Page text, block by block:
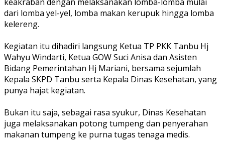
dari lomba yel-yel, lomba makan kerupuk hingga lomba
kelereng.
Kegiatan itu dihadiri langsung Ketua TP PKK Tanbu Hj
Wahyu Windarti, Ketua GOW Suci Anisa dan Asisten
Bidang Pemerintahan Hj Mariani, bersama sejumlah
Kepala SKPD Tanbu serta Kepala Dinas Kesehatan, yang
punya hajat kegiatan.
Bukan itu saja, sebagai rasa syukur, Dinas Kesehatan
juga melaksanakan potong tumpeng dan penyerahan
makanan tumpeng ke purna tugas tenaga medis.